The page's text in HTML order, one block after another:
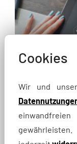
Cookies
Wir und